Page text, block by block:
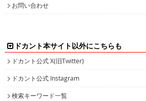
お問い合わせ
ドカント本サイト以外にこちらも
ドカント公式 X(旧Twitter)
ドカント公式 Instagram
検索キーワード一覧